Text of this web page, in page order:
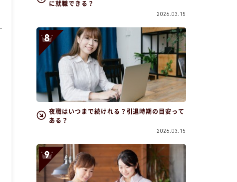
に就職できる？
2026.03.15
夜職はいつまで続けれる？引退時期の目安って
ある？
2026.03.15